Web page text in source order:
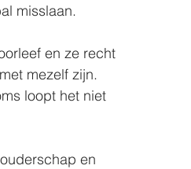
misslaan.⠀⠀⠀
en ze recht
mezelf zijn.
loopt het niet
en